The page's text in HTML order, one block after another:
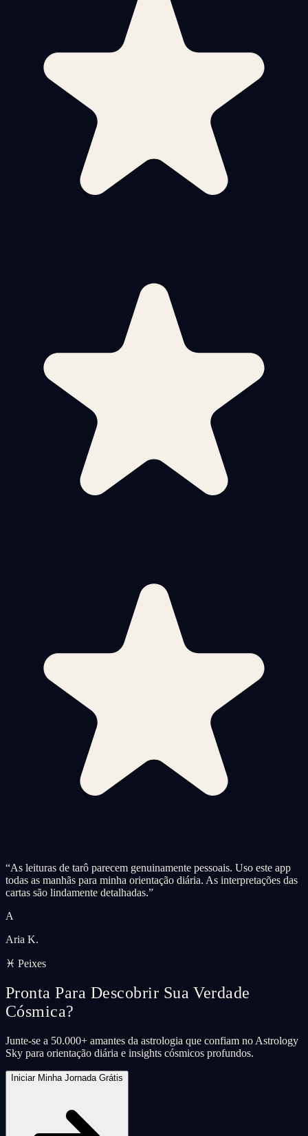
“As leituras de tarô parecem genuinamente pessoais. Uso este app
todas as manhãs para minha orientação diária. As interpretações das
cartas são lindamente detalhadas.”
A
Aria K.
♓ Peixes
Pronta Para Descobrir Sua Verdade
Cósmica?
Junte-se a 50.000+ amantes da astrologia que confiam no Astrology
Sky para orientação diária e insights cósmicos profundos.
Iniciar Minha Jornada Grátis